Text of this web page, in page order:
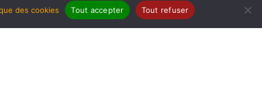
des cookies Tout accepter Tout refuser